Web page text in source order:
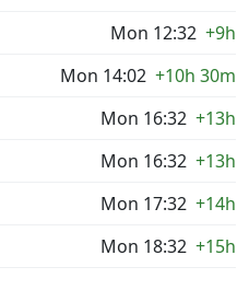
Mon 12:32 +9h
Mon 14:02 +10h 30m
Mon 16:32 +13h
Mon 16:32 +13h
Mon 17:32 +14h
Mon 18:32 +15h